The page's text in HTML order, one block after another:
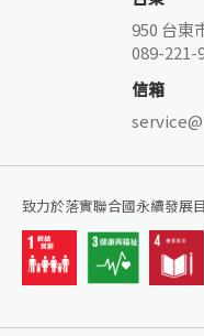
950 台東
089-221-
信箱
致力於落實聯合國永續發展